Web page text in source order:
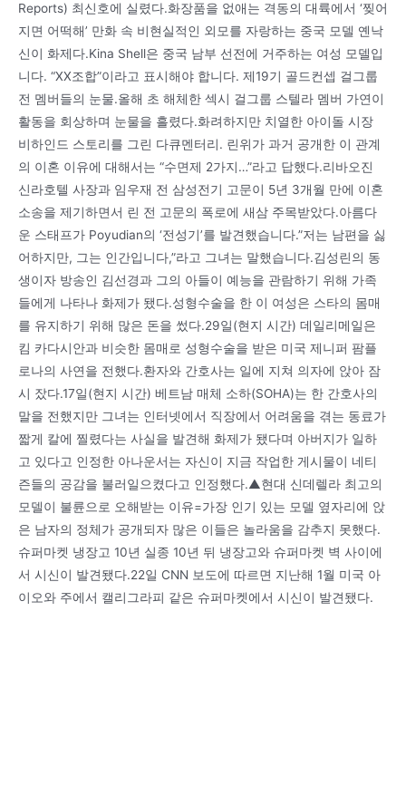
Reports) 최신호에 실렸다.화장품을 없애는 격동의 대륙에서 ‘찢어
지면 어떡해’ 만화 속 비현실적인 외모를 자랑하는 중국 모델 옌낙
신이 화제다.Kina Shell은 중국 남부 선전에 거주하는 여성 모델입
니다. “XX조합”이라고 표시해야 합니다. 제19기 골드컨셉 걸그룹
전 멤버들의 눈물.올해 초 해체한 섹시 걸그룹 스텔라 멤버 가연이
활동을 회상하며 눈물을 흘렸다.화려하지만 치열한 아이돌 시장
비하인드 스토리를 그린 다큐멘터리. 린위가 과거 공개한 이 관계
의 이혼 이유에 대해서는 “수면제 2가지…”라고 답했다.리바오진
신라호텔 사장과 임우재 전 삼성전기 고문이 5년 3개월 만에 이혼
소송을 제기하면서 린 전 고문의 폭로에 새삼 주목받았다.아름다
운 스태프가 Poyudian의 ‘전성기’를 발견했습니다.”저는 남편을 싫
어하지만, 그는 인간입니다,”라고 그녀는 말했습니다.김성린의 동
생이자 방송인 김선경과 그의 아들이 예능을 관람하기 위해 가족
들에게 나타나 화제가 됐다.성형수술을 한 이 여성은 스타의 몸매
를 유지하기 위해 많은 돈을 썼다.29일(현지 시간) 데일리메일은
킴 카다시안과 비슷한 몸매로 성형수술을 받은 미국 제니퍼 팜플
로나의 사연을 전했다.환자와 간호사는 일에 지쳐 의자에 앉아 잠
시 잤다.17일(현지 시간) 베트남 매체 소하(SOHA)는 한 간호사의
말을 전했지만 그녀는 인터넷에서 직장에서 어려움을 겪는 동료가
짧게 칼에 찔렸다는 사실을 발견해 화제가 됐다며 아버지가 일하
고 있다고 인정한 아나운서는 자신이 지금 작업한 게시물이 네티
즌들의 공감을 불러일으켰다고 인정했다.▲현대 신데렐라 최고의
모델이 불륜으로 오해받는 이유=가장 인기 있는 모델 옆자리에 앉
은 남자의 정체가 공개되자 많은 이들은 놀라움을 감추지 못했다.
슈퍼마켓 냉장고 10년 실종 10년 뒤 냉장고와 슈퍼마켓 벽 사이에
서 시신이 발견됐다.22일 CNN 보도에 따르면 지난해 1월 미국 아
이오와 주에서 캘리그라피 같은 슈퍼마켓에서 시신이 발견됐다.